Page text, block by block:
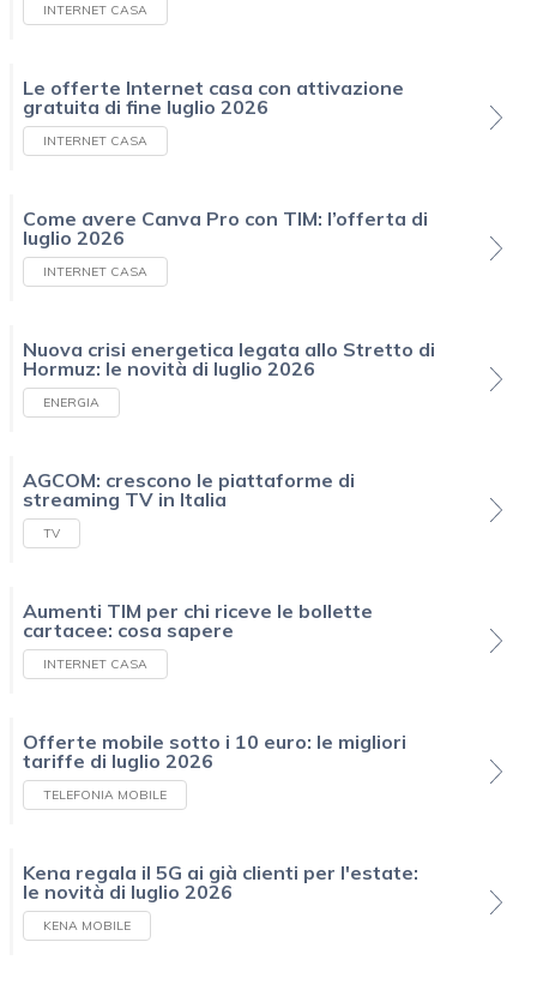
INTERNET CASA
Le offerte Internet casa con attivazione
gratuita di fine luglio 2026
INTERNET CASA
Come avere Canva Pro con TIM: l’offerta di
luglio 2026
INTERNET CASA
Nuova crisi energetica legata allo Stretto di
Hormuz: le novità di luglio 2026
ENERGIA
AGCOM: crescono le piattaforme di
streaming TV in Italia
TV
Aumenti TIM per chi riceve le bollette
cartacee: cosa sapere
INTERNET CASA
Offerte mobile sotto i 10 euro: le migliori
tariffe di luglio 2026
TELEFONIA MOBILE
Kena regala il 5G ai già clienti per l'estate:
le novità di luglio 2026
KENA MOBILE